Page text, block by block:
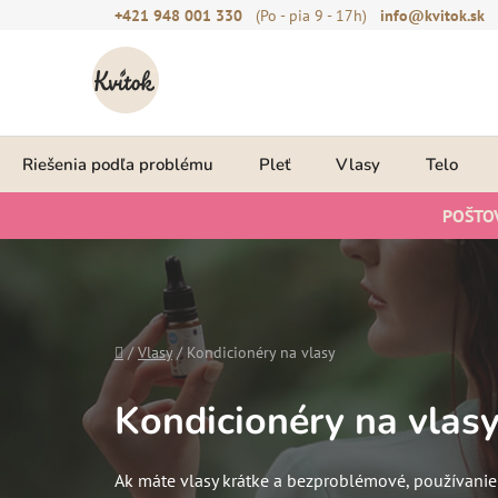
+421 948 001 330 (Po - pia 9 - 17h) info@kvitok.sk
Riešenia podľa problému Pleť Vlasy Telo
Domov
/ Vlasy / Kondicionéry na vlasy
Kondicionéry na
Ak máte vlasy krátke a bezproblémové,